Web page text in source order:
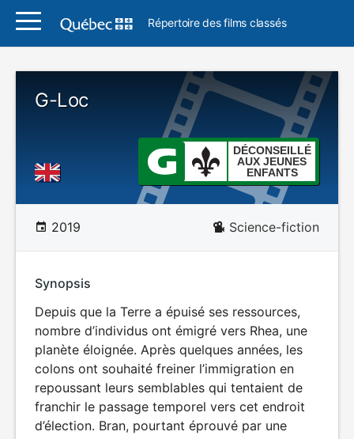
Répertoire des films classés
G-Loc
DÉCONSEILLÉ
AUX JEUNES
ENFANTS
2019 Science-fiction
Synopsis
Depuis que la Terre a épuisé ses ressources,
nombre d’individus ont émigré vers Rhea, une
planète éloignée. Après quelques années, les
colons ont souhaité freiner l’immigration en
repoussant leurs semblables qui tentaient de
franchir le passage temporel vers cet endroit
d’élection. Bran, pourtant éprouvé par une